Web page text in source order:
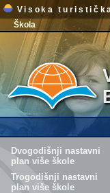
Visoka
Škola
Dvogodišnji nastavni
plan više škole
Trogodišnji nastavni
plan više škole